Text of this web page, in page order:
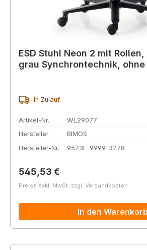
ESD Stuhl Neon 2 mit
grau Synchrontechnik,
In Zulauf
Artikel-Nr.
WL29077
Hersteller
BIMOS
Hersteller-Nr.
9573E-9999-3278
Regulärer Preis:
545,53 €
Preise exkl. MwSt. zzgl. Versandkosten
In den Warenkorb